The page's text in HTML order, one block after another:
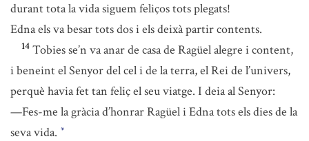
durant tota la vida siguem feliços tots plegats!
Edna els va besar tots dos i els deixà partir contents.
14 Tobies se’n va anar de casa de Ragüel alegre i content,
i beneint el Senyor del cel i de la terra, el Rei de l’univers,
perquè havia fet tan feliç el seu viatge. I deia al Senyor:
—Fes-me la gràcia d’honrar Ragüel i Edna tots els dies de la
seva vida. *